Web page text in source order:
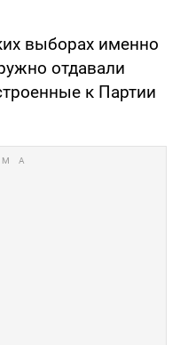
выборах именно
отдавали
к Партии